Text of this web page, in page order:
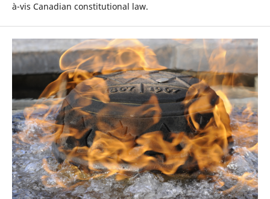
à-vis Canadian constitutional law.